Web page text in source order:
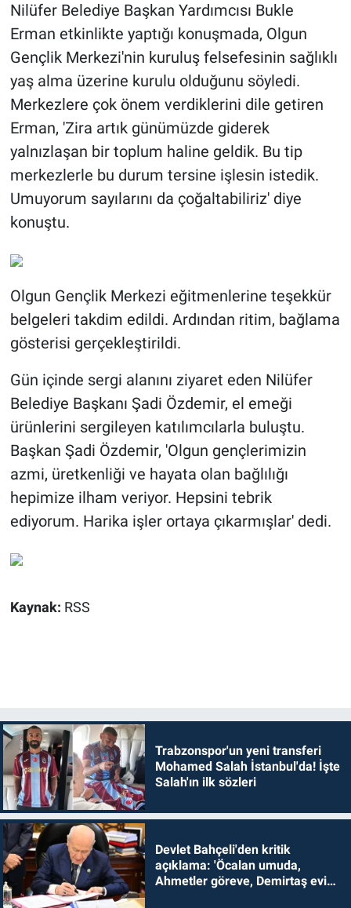
Nilüfer Belediye Başkan Yardımcısı Bukle
Erman etkinlikte yaptığı konuşmada, Olgun
Gençlik Merkezi'nin kuruluş felsefesinin sağlıklı
yaş alma üzerine kurulu olduğunu söyledi.
Merkezlere çok önem verdiklerini dile getiren
Erman, 'Zira artık günümüzde giderek
yalnızlaşan bir toplum haline geldik. Bu tip
merkezlerle bu durum tersine işlesin istedik.
Umuyorum sayılarını da çoğaltabiliriz' diye
konuştu.
Olgun Gençlik Merkezi eğitmenlerine teşekkür
belgeleri takdim edildi. Ardından ritim, bağlama
gösterisi gerçekleştirildi.
Gün içinde sergi alanını ziyaret eden Nilüfer
Belediye Başkanı Şadi Özdemir, el emeği
ürünlerini sergileyen katılımcılarla buluştu.
Başkan Şadi Özdemir, 'Olgun gençlerimizin
azmi, üretkenliği ve hayata olan bağlılığı
hepimize ilham veriyor. Hepsini tebrik
ediyorum. Harika işler ortaya çıkarmışlar' dedi.
Kaynak: RSS
Trabzonspor'un yeni transferi
Mohamed Salah İstanbul'da! İşte
Salah'ın ilk sözleri
Devlet Bahçeli'den kritik
açıklama: 'Öcalan umuda,
Ahmetler göreve, Demirtaş evine